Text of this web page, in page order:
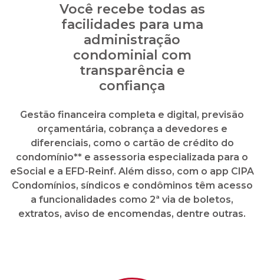
Gestão financeira completa e digital, previsão
orçamentária, cobrança a devedores e
diferenciais, como o cartão de crédito do
condomínio** e assessoria especializada para o
eSocial e a EFD-Reinf. Além disso, com o app CIPA
Condomínios, síndicos e condôminos têm acesso
a funcionalidades como 2ª via de boletos,
extratos, aviso de encomendas, dentre outras.